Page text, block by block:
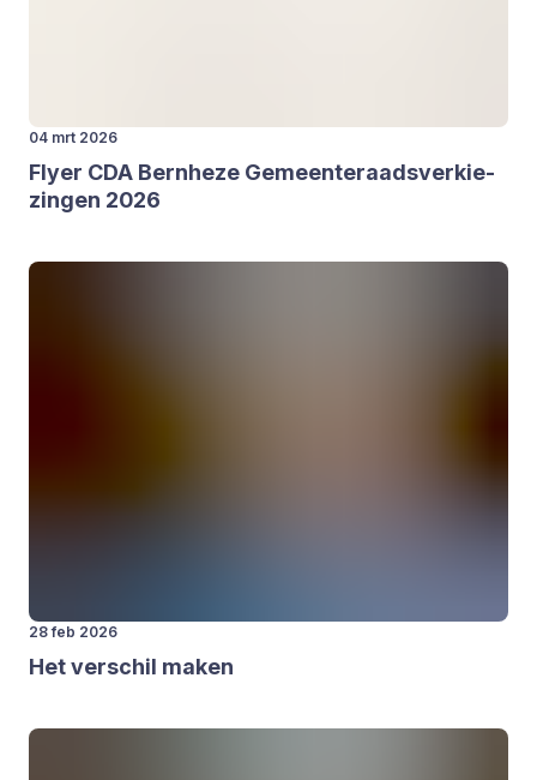
04 mrt 2026
Fly­er CDA Bern­he­ze Gemeen­te­raads­ver­kie­
zin­gen 2026
28 feb 2026
Het ver­schil maken